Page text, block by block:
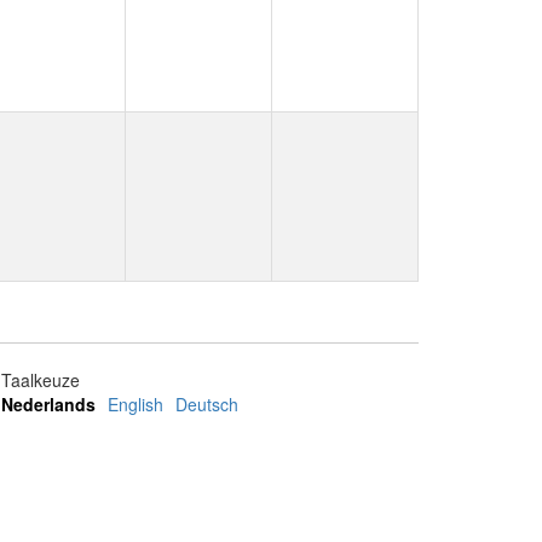
Taalkeuze
Nederlands English Deutsch